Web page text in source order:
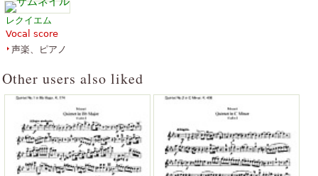
￥2,235.28
Cello, Viola, Double Bass,
Baerenreiter Verlag
￥2,715.98
Baerenreiter Verlag
レクイエム
Vocal score
声楽、ピアノ
Other users also liked